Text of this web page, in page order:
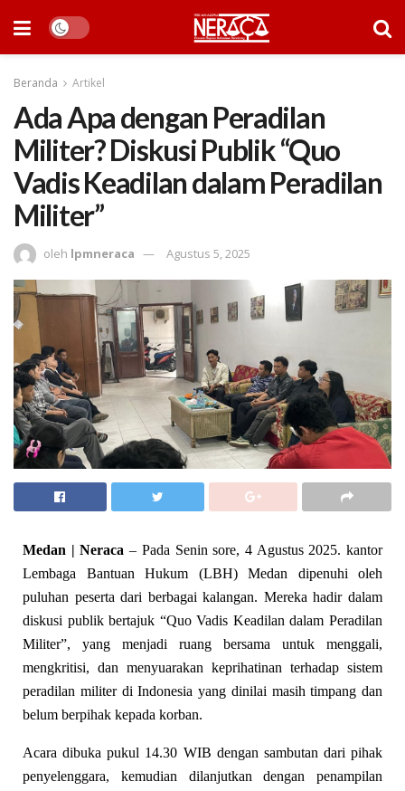
Beranda Artikel
Ada Apa dengan Peradilan
Militer? Diskusi Publik “Quo
Vadis Keadilan dalam Peradilan
Militer”
oleh lpmneraca Agustus 5, 2025
Medan | Neraca – Pada Senin sore, 4 Agustus 2025. kantor
Lembaga Bantuan Hukum (LBH) Medan dipenuhi oleh
puluhan peserta dari berbagai kalangan. Mereka hadir dalam
diskusi publik bertajuk “Quo Vadis Keadilan dalam Peradilan
Militer”, yang menjadi ruang bersama untuk menggali,
mengkritisi, dan menyuarakan keprihatinan terhadap sistem
peradilan militer di Indonesia yang dinilai masih timpang dan
belum berpihak kepada korban.
Acara dibuka pukul 14.30 WIB dengan sambutan dari pihak
penyelenggara, kemudian dilanjutkan dengan penampilan